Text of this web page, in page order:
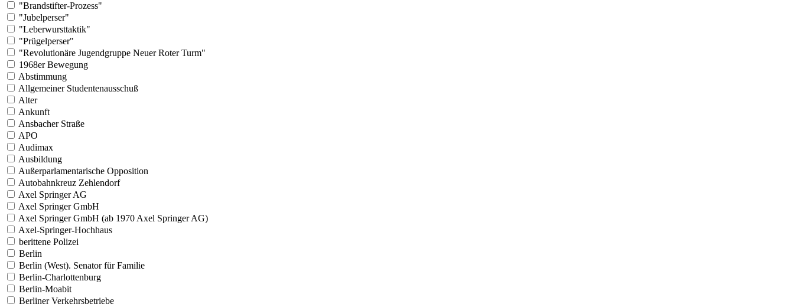
"Brandstifter-Prozess"
"Jubelperser"
"Leberwursttaktik"
"Prügelperser"
"Revolutionäre Jugendgruppe Neuer Roter Turm"
1968er Bewegung
Abstimmung
Allgemeiner Studentenausschuß
Alter
Ankunft
Ansbacher Straße
APO
Audimax
Ausbildung
Außerparlamentarische Opposition
Autobahnkreuz Zehlendorf
Axel Springer AG
Axel Springer GmbH
Axel Springer GmbH (ab 1970 Axel Springer AG)
Axel-Springer-Hochhaus
berittene Polizei
Berlin
Berlin (West). Senator für Familie
Berlin-Charlottenburg
Berlin-Moabit
Berliner Verkehrsbetriebe